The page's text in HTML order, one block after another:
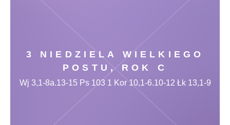
3 NIEDZIELA WIELKIEGO
POSTU, ROK C
Wj 3,1-8a.13-15 Ps 103 1 Kor 10,1-6.10-12 Łk 13,1-9